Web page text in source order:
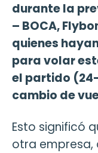
durante la
– BOCA,
quienes
para volar
el partido (24-
cambio de
Esto significó
otra empresa,